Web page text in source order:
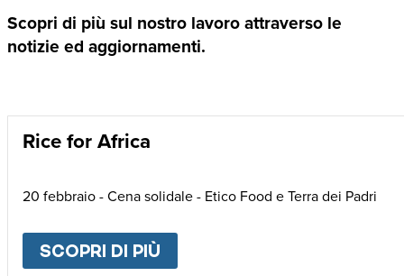
Scopri di più sul nostro lavoro attraverso le
notizie ed aggiornamenti.
Rice for Africa
20 febbraio - Cena solidale - Etico Food e Terra dei Padri
SCOPRI DI PIÙ